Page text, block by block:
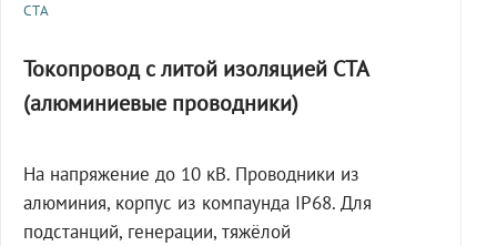
СТА
Токопровод с литой изоляцией СТА
(алюминиевые проводники)
На напряжение до 10 кВ. Проводники из
алюминия, корпус из компаунда IP68. Для
подстанций, генерации, тяжёлой